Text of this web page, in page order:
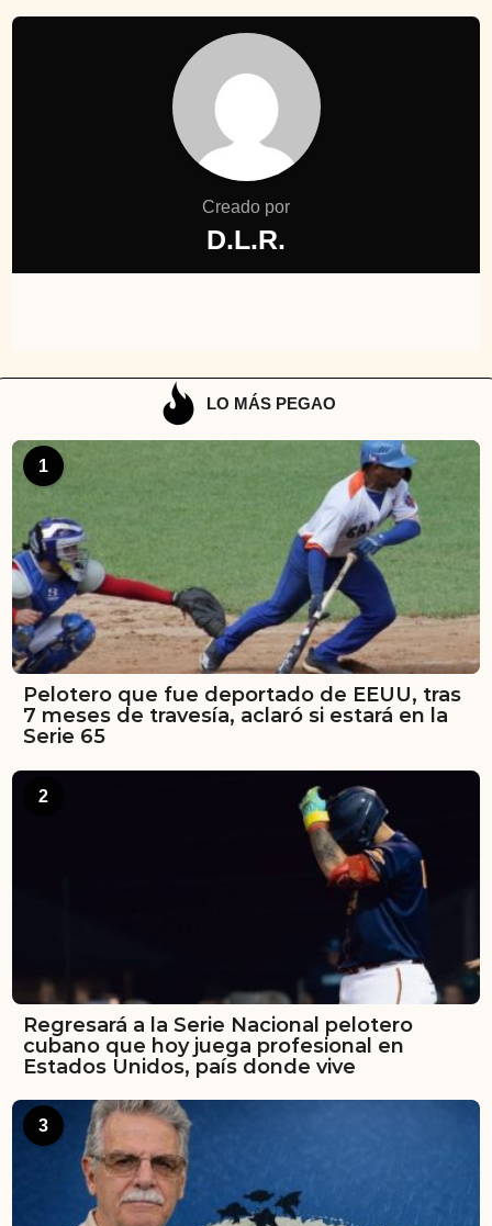
Creado por
D.L.R.
LO MÁS PEGAO
1
Pelotero que fue deportado de EEUU, tras
7 meses de travesía, aclaró si estará en la
Serie 65
2
Regresará a la Serie Nacional pelotero
cubano que hoy juega profesional en
Estados Unidos, país donde vive
3